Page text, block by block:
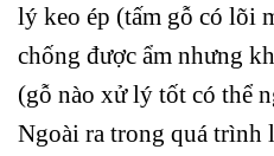
lý keo ép (tấm gỗ có lõi
chống được ẩm nhưng
(gỗ nào xử lý tốt có thể
Ngoài ra trong quá trình